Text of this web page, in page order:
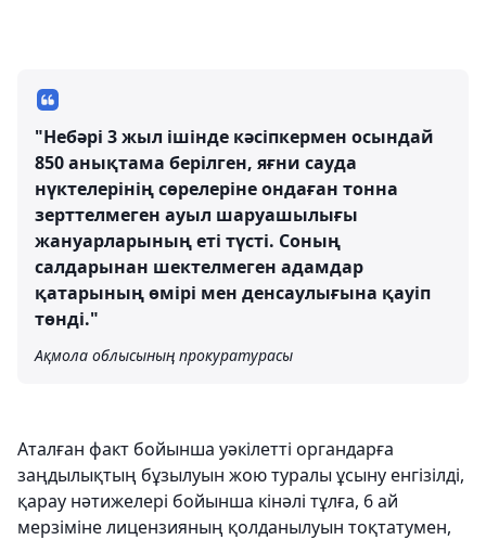
"Небәрі 3 жыл ішінде кәсіпкермен осындай
850 анықтама берілген, яғни сауда
нүктелерінің сөрелеріне ондаған тонна
зерттелмеген ауыл шаруашылығы
жануарларының еті түсті. Соның
салдарынан шектелмеген адамдар
қатарының өмірі мен денсаулығына қауіп
төнді."
Ақмола облысының прокуратурасы
Аталған факт бойынша уәкілетті органдарға
заңдылықтың бұзылуын жою туралы ұсыну енгізілді,
қарау нәтижелері бойынша кінәлі тұлға, 6 ай
мерзіміне лицензияның қолданылуын тоқтатумен,